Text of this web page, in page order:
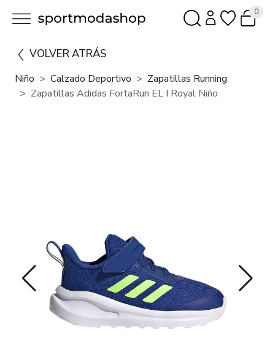
0
VOLVER ATRÁS
Niño Calzado Deportivo
Zapatillas Running
Zapatillas Adidas FortaRun EL I Royal Niño